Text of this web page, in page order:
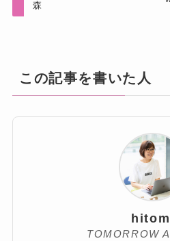
森
この記事を書いた人
TOMORROW